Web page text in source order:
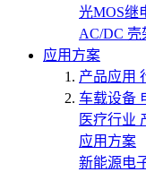
光MOS继
AC/DC 壳
应用方案
产品应用
车载设备
医疗行业
应用方案
新能源电